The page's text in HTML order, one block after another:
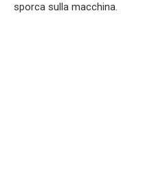
sporca sulla macchina.